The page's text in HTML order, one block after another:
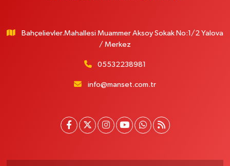
Bahçelievler.Mahallesi Muammer Aksoy Sokak No:1/2 Yalova
/ Merkez
05532238981
info@manset.com.tr